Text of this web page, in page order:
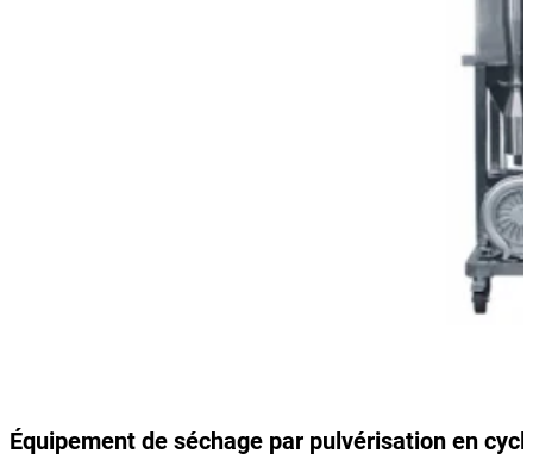
Équipement de séchage par pulvérisation en